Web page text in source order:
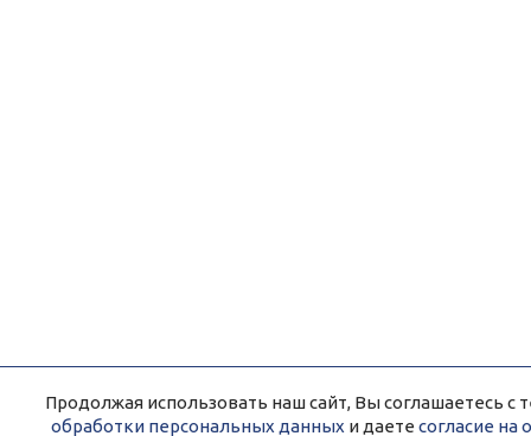
Продолжая использовать наш сайт, Вы соглашаетесь с
обработки персональных данных и даете согласие на